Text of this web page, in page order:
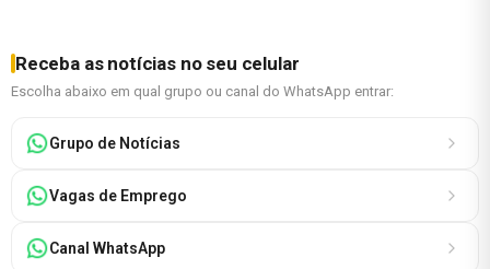
Receba as notícias no seu celular
Escolha abaixo em qual grupo ou canal do WhatsApp entrar:
Grupo de Notícias
Vagas de Emprego
Canal WhatsApp